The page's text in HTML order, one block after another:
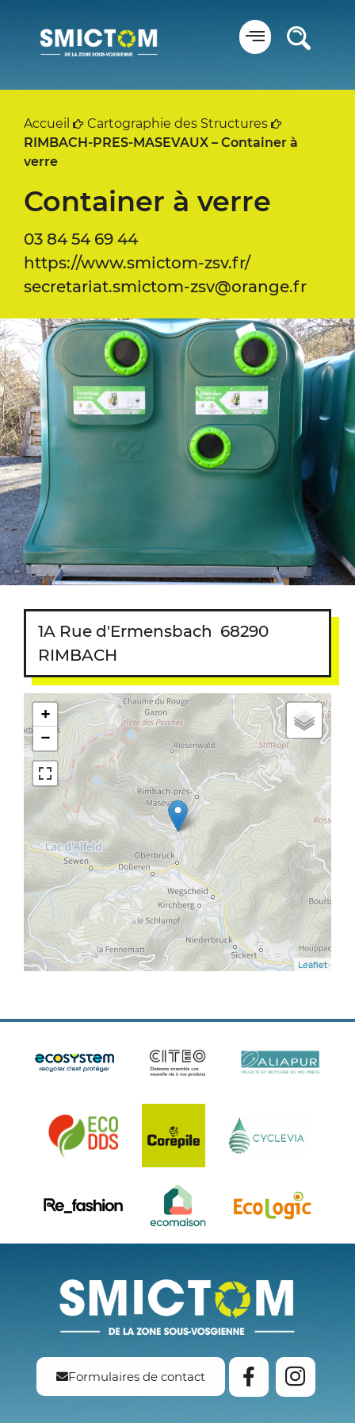
Accueil
Cartographie des Structures
RIMBACH-PRES-MASEVAUX – Container à
verre
Container à verre
03 84 54 69 44
https://www.smictom-zsv.fr/
secretariat.smictom-zsv@orange.fr
1A Rue d'Ermensbach 68290
RIMBACH
+
−
Leaflet
Formulaires de contact